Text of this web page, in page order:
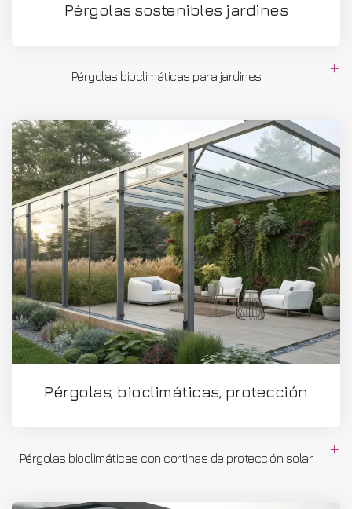
Pérgolas sostenibles jardines
Pérgolas bioclimáticas para jardines
Pérgolas, bioclimáticas, protección
Pérgolas bioclimáticas con cortinas de protección solar